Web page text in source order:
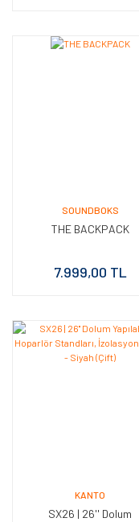
SOUNDBOKS
THE BACKPACK
7.999,00 TL
KANTO
SX26 | 26'' Dolum